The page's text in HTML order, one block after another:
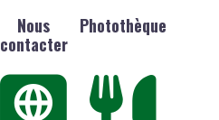
Nous
contacter
Photothèque